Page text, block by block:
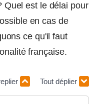
Quel est le délai pour
en cas de
ce qu'il faut
française.
Tout déplier